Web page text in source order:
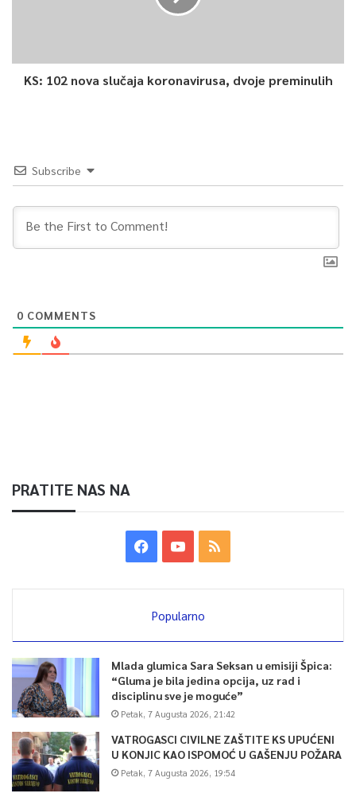
KS: 102 nova slučaja koronavirusa, dvoje preminulih
Subscribe
0 COMMENTS
PRATITE NAS NA
Popularno
Mlada glumica Sara Seksan u emisiji Špica:
“Gluma je bila jedina opcija, uz rad i
disciplinu sve je moguće”
Petak, 7 Augusta 2026, 21:42
VATROGASCI CIVILNE ZAŠTITE KS UPUĆENI
U KONJIC KAO ISPOMOĆ U GAŠENJU POŽARA
Petak, 7 Augusta 2026, 19:54